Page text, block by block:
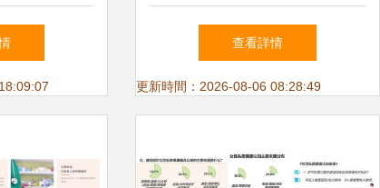
活動 缺口下的應對之策
查看詳情
更新時間：2026-08-06 08:28:49